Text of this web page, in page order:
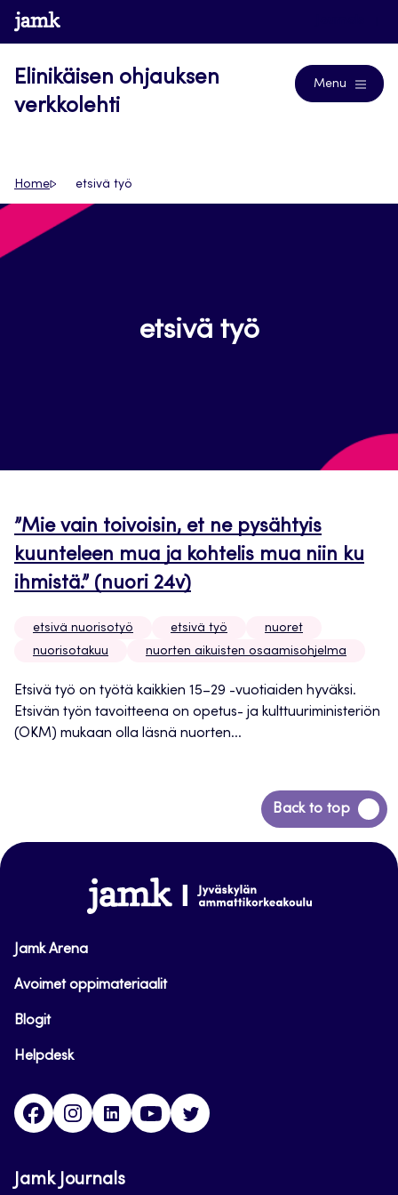
Siirry
suoraan
www.jamk.fi
Elinikäisen ohjauksen
verkkolehti
Menu
Home etsivä työ
etsivä työ
”Mie vain toivoisin, et ne pysähtyis
kuunteleen mua ja kohtelis mua niin ku
ihmistä.” (nuori 24v)
etsivä nuorisotyö etsivä työ
nuoret
nuorisotakuu
nuorten aikuisten osaamisohjelma
Etsivä työ on työtä kaikkien 15–29 -vuotiaiden hyväksi.
Etsivän työn tavoitteena on opetus- ja kulttuuriministeriön
(OKM) mukaan olla läsnä nuorten...
Back to top
Siirry
takaisin
www.jamk.fi
Jamk Arena
Avoimet oppimateriaalit
Blogit
Helpdesk
FacebookInstagram
LinkedInYoutube
Jamk Journals